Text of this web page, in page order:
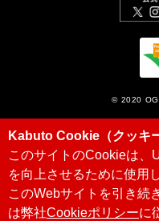
© 2020
Kabuto Cookie（クッキ
このサイトのCookieは、
を向上させるために使用
このWebサイトを引き続
は弊社Cookieポリシーに